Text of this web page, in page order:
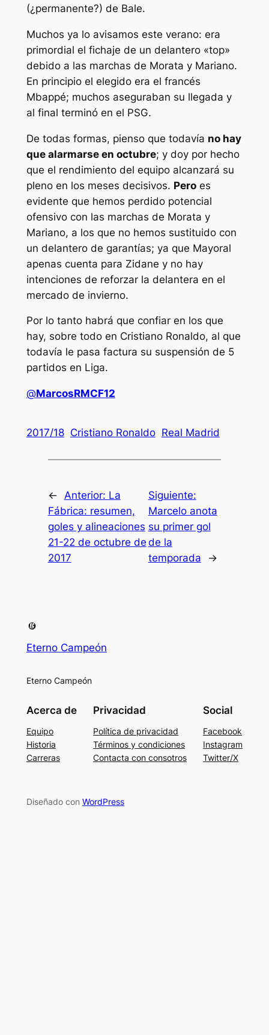
(¿permanente?) de Bale.
Muchos ya lo avisamos este verano: era
primordial el fichaje de un delantero «top»
debido a las marchas de Morata y Mariano.
En principio el elegido era el francés
Mbappé; muchos aseguraban su llegada y
al final terminó en el PSG.
De todas formas, pienso que todavía no hay
que alarmarse en octubre; y doy por hecho
que el rendimiento del equipo alcanzará su
pleno en los meses decisivos. Peroes
evidente que hemos perdido potencial
ofensivo con las marchas de Morata y
Mariano, a los que no hemos sustituido con
un delantero de garantías; ya que Mayoral
apenas cuenta para Zidane y no hay
intenciones de reforzar la delantera en el
mercado de invierno.
Por lo tanto habrá que confiar en los que
hay, sobre todo en Cristiano Ronaldo, al que
todavía le pasa factura su suspensión de 5
partidos en Liga.
@MarcosRMCF12
2017/18 Cristiano Ronaldo Real Madrid
← Anterior: La
Fábrica: resumen,
goles y alineaciones
21-22 de octubre de
2017
Siguiente:
Marcelo anota
su primer gol
de la
temporada
→
Eterno Campeón
Eterno Campeón
Acerca de
Equipo
Historia
Carreras
Privacidad
Política de privacidad
Términos y condiciones
Contacta con consotros
Social
Facebook
Instagram
Twitter/X
Diseñado con WordPress